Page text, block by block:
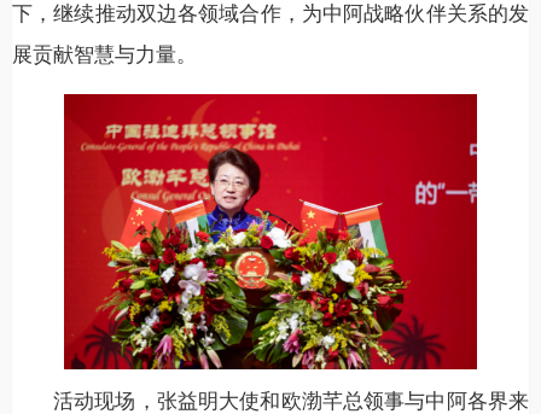
下，继续推动双边各领域合作，为中阿战略伙伴关系的发
展贡献智慧与力量。
活动现场，张益明大使和欧渤芊总领事与中阿各界来